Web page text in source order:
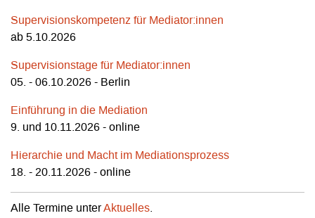
Supervisionskompetenz für Mediator:innen
ab 5.10.2026
Supervisionstage für Mediator:innen
05. - 06.10.2026 - Berlin
Einführung in die Mediation
9. und 10.11.2026 - online
Hierarchie und Macht im Mediationsprozess
18. - 20.11.2026 - online
Alle Termine unterAktuelles.